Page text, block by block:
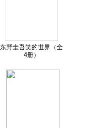
东野圭吾笑的世界（全
4册）